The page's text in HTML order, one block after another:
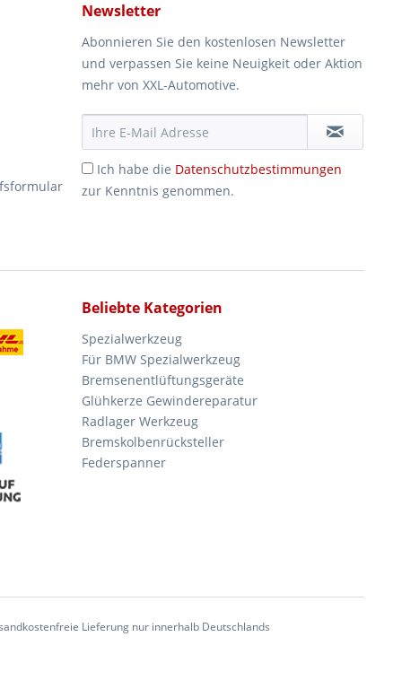
Newsletter
Abonnieren Sie den kostenlosen Newsletter
und verpassen Sie keine Neuigkeit oder Aktion
mehr von XXL-Automotive.
Ich habe die Datenschutzbestimmungen
zur Kenntnis genommen.
Beliebte Kategorien
Spezialwerkzeug
Für BMW Spezialwerkzeug
Bremsenentlüftungsgeräte
Glühkerze Gewindereparatur
Radlager Werkzeug
Bremskolbenrücksteller
Federspanner
Lieferung nur innerhalb Deutschlands